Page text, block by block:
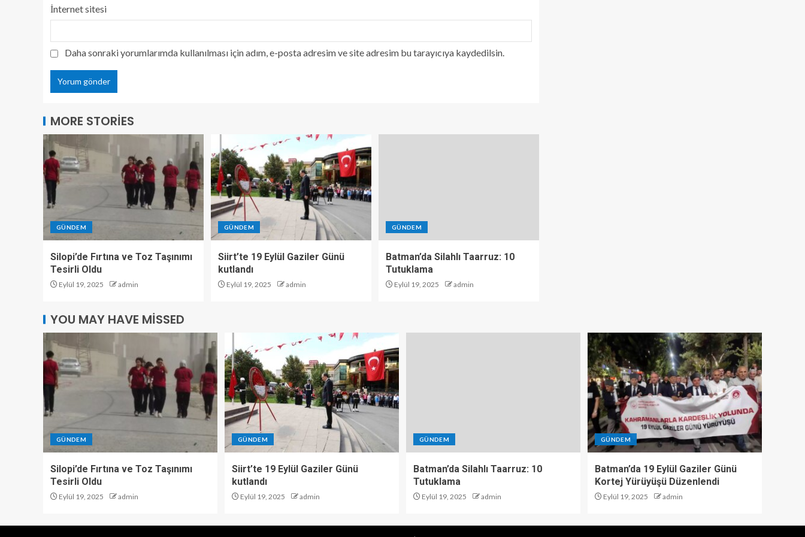
İnternet sitesi
Daha sonraki yorumlarımda kullanılması için adım, e-posta adresim ve site adresim bu tarayıcıya kaydedilsin.
MORE STORIES
GÜNDEM
Silopi’de Fırtına ve Toz Taşınımı
Tesirli Oldu
Eylül 19, 2025 admin
GÜNDEM
Siirt’te 19 Eylül Gaziler Günü
kutlandı
Eylül 19, 2025 admin
GÜNDEM
Batman’da Silahlı Taarruz: 10
Tutuklama
Eylül 19, 2025 admin
YOU MAY HAVE MISSED
GÜNDEM
Silopi’de Fırtına ve Toz Taşınımı
Tesirli Oldu
Eylül 19, 2025 admin
GÜNDEM
Siirt’te 19 Eylül Gaziler Günü
kutlandı
Eylül 19, 2025 admin
GÜNDEM
Batman’da Silahlı Taarruz: 10
Tutuklama
Eylül 19, 2025 admin
GÜNDEM
Batman’da 19 Eylül Gaziler Günü
Kortej Yürüyüşü Düzenlendi
Eylül 19, 2025 admin